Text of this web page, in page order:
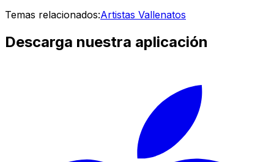
Temas relacionados:Artistas Vallenatos
Descarga nuestra aplicación